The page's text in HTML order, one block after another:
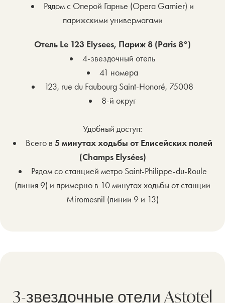
Рядом с Оперой Гарнье (Opera Garnier) и
парижскими универмагами
Отель Le 123 Elysees, Париж 8 (Paris 8°)
4-звездочный отель
41 номера
123, rue du Faubourg Saint-Honoré, 75008
8-й округ
Удобный доступ:
Всего в 5 минутах ходьбы от Елисейских полей
(Champs Elysées)
Рядом со станцией метро Saint-Philippe-du-Roule
(линия 9) и примерно в 10 минутах ходьбы от станции
Miromesnil (линии 9 и 13)
3-звездочные отели Astotel